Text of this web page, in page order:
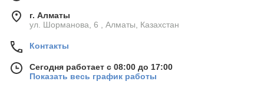
г. Алматы
ул. Шорманова, 6 , Алматы, Казахстан
Контакты
Сегодня работает с 08:00 до 17:00
Показать весь график работы